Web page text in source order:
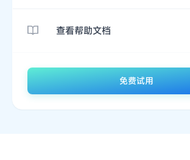
查看帮助文档
免费试用